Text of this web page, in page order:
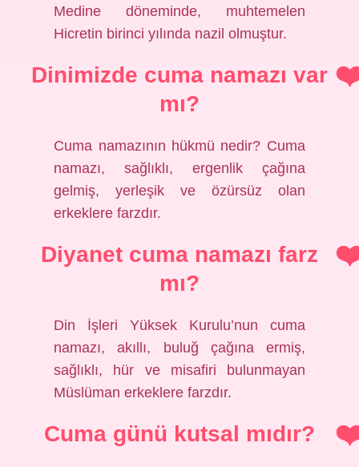
Medine döneminde, muhtemelen
Hicretin birinci yılında nazil olmuştur.
Dinimizde cuma namazı var
mı?
Cuma namazının hükmü nedir? Cuma
namazı, sağlıklı, ergenlik çağına
gelmiş, yerleşik ve özürsüz olan
erkeklere farzdır.
Diyanet cuma namazı farz
mı?
Din İşleri Yüksek Kurulu’nun cuma
namazı, akıllı, buluğ çağına ermiş,
sağlıklı, hür ve misafiri bulunmayan
Müslüman erkeklere farzdır.
Cuma günü kutsal mıdır?